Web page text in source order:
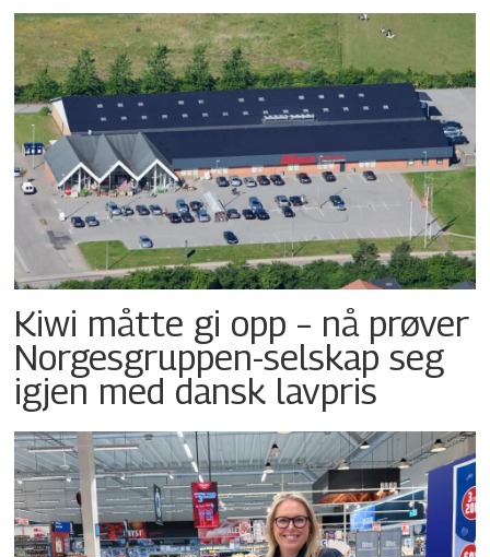
Kiwi måtte gi opp – nå prøver
Norgesgruppen-selskap seg
igjen med dansk lavpris